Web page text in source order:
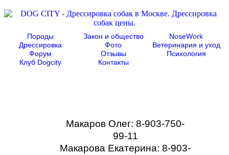
Породы Закон и общество
NoseWork
Дрессировка
Фото
Ветеринария и уход
Форум
Отзывы
Психология
Клуб Dogcity
Контакты
Макаров Олег: 8-903-750-
99-11
Макарова Екатерина: 8-903-